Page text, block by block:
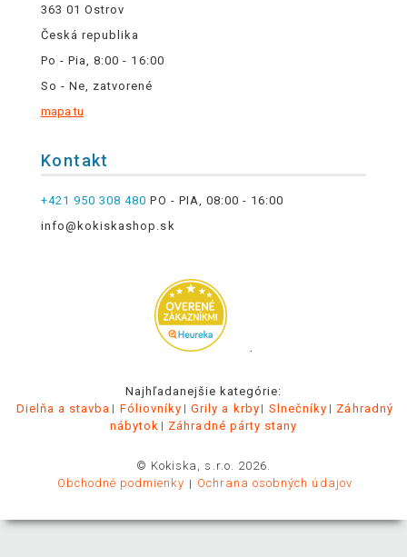
363 01 Ostrov
Česká republika
Po - Pia, 8:00 - 16:00
So - Ne, zatvorené
mapa tu
Kontakt
+421 950 308 480 PO - PIA, 08:00 - 16:00
info@kokiskashop.sk
.
Najhľadanejšie kategórie:
Dielňa a stavba
Fóliovníky Grily a krby Slnečníky
Záhradný
nábytok
Záhradné párty stany
© Kokiska, s.r.o. 2026.
Obchodné podmienky
Ochrana osobných údajov